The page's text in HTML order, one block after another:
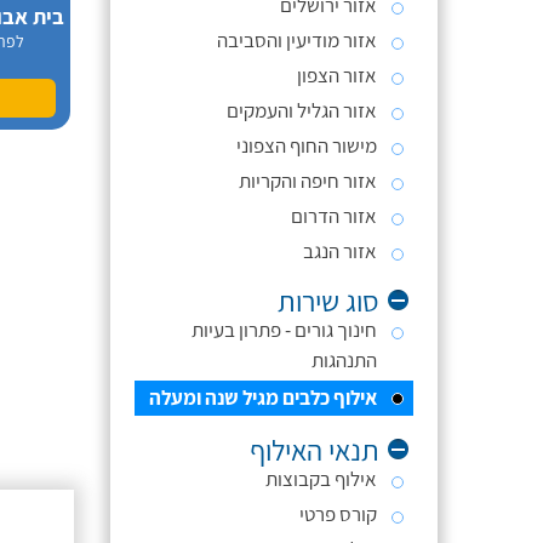
אזור מודיעין והסביבה
אזור הצפון
אזור הגליל והעמקים
מישור החוף הצפוני
אזור חיפה והקריות
אזור הדרום
אזור הנגב
סוג שירות
חינוך גורים - פתרון בעיות
התנהגות
אילוף כלבים מגיל שנה ומעלה
תנאי האילוף
אילוף בקבוצות
קורס פרטי